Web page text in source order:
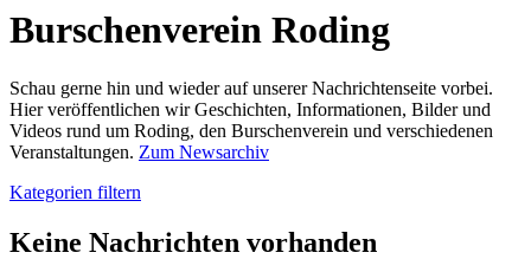
Burschenverein Roding
Schau gerne hin und wieder auf unserer Nachrichtenseite vorbei.
Hier veröffentlichen wir Geschichten, Informationen, Bilder und
Videos rund um Roding, den Burschenverein und verschiedenen
Veranstaltungen. Zum Newsarchiv
Kategorien filtern
Keine Nachrichten vorhanden